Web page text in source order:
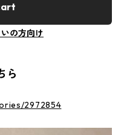
の方向け
ら
2972854